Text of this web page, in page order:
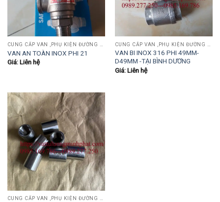
VAN AN TOÀN INOX PHI 21
Giá: Liên hệ
VAN BI INOX 316 PHI 49MM-
D49MM -TẠI BÌNH DƯƠNG
Giá: Liên hệ
CUNG CẤP VAN ,PHỤ KIỆN ĐƯỜNG ỐNG INOX,THÉP.....